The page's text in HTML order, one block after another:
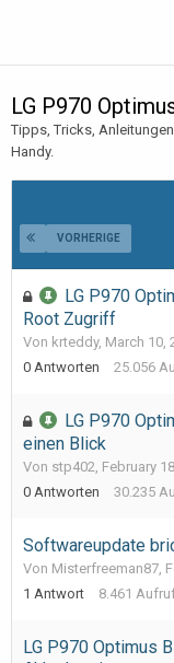
LG P970
Tipps, Tricks,
Handy.
VORHERIGE
LG P970
Root Zugriff
Von krteddy, March 10,
0 Antworten 25.056
LG P970
einen Blick
Von stp402, February
0 Antworten 30.235
Softwareupdate
Von Misterfreeman87,
1 Antwort 8.461
LG P970 Optimus